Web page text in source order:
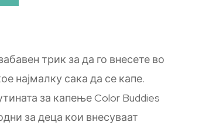
трик за да го внесете во
најмалку сака да се капе.
за капење Color Buddies
за деца кои внесуваат